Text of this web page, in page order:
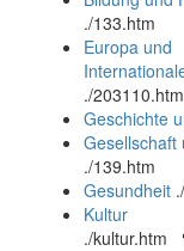
./133.htm
Europa und
./203110.htm
Geschichte
Gesellschaft
./139.htm
Gesundheit .
Kultur
./kultur.htm